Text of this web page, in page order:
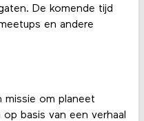
De komende tijd
en andere
missie om planeet
basis van een verhaal